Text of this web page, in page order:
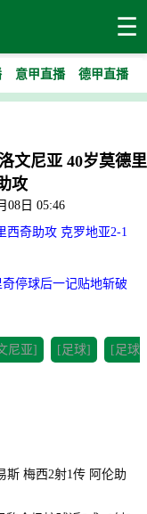
☰
意甲直播 德甲直播
文尼亚 40岁莫德里
攻
08日 05:46
西奇助攻 克罗地亚2-1
停球后一记贴地斩破
尼亚] [足球] [足球
斯 梅西2射1传 阿伦助